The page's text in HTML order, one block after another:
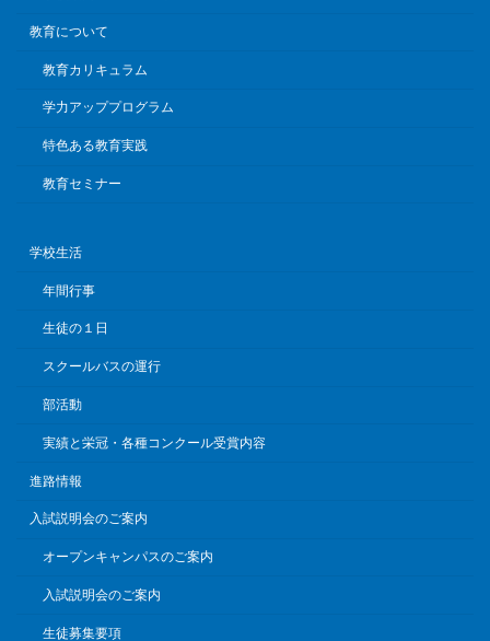
教育について
教育カリキュラム
学力アッププログラム
特色ある教育実践
教育セミナー
学校生活
年間行事
生徒の１日
スクールバスの運行
部活動
実績と栄冠・各種コンクール受賞内容
進路情報
入試説明会のご案内
オープンキャンパスのご案内
入試説明会のご案内
生徒募集要項